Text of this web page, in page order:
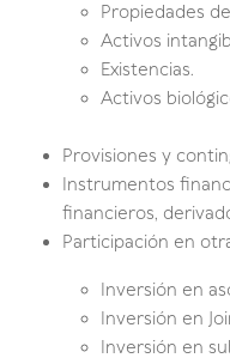
Propiedades
Activos
Existencias.
Activos
Provisiones y
Instrumentos
financieros,
Participación en
Inversión en
Inversión en
Inversión en